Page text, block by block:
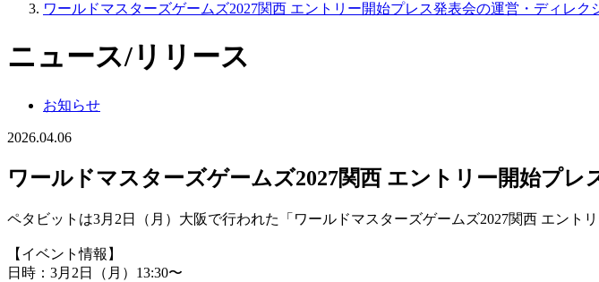
ワールドマスターズゲームズ2027関西 エントリー開始プレス発表会の運営・ディレク
ニュース/リリース
お知らせ
2026.04.06
ワールドマスターズゲームズ2027関西 エントリー開始プ
ペタビットは3月2日（月）大阪で行われた「ワールドマスターズゲームズ2027関西 エント
【イベント情報】
日時：3月2日（月）13:30〜